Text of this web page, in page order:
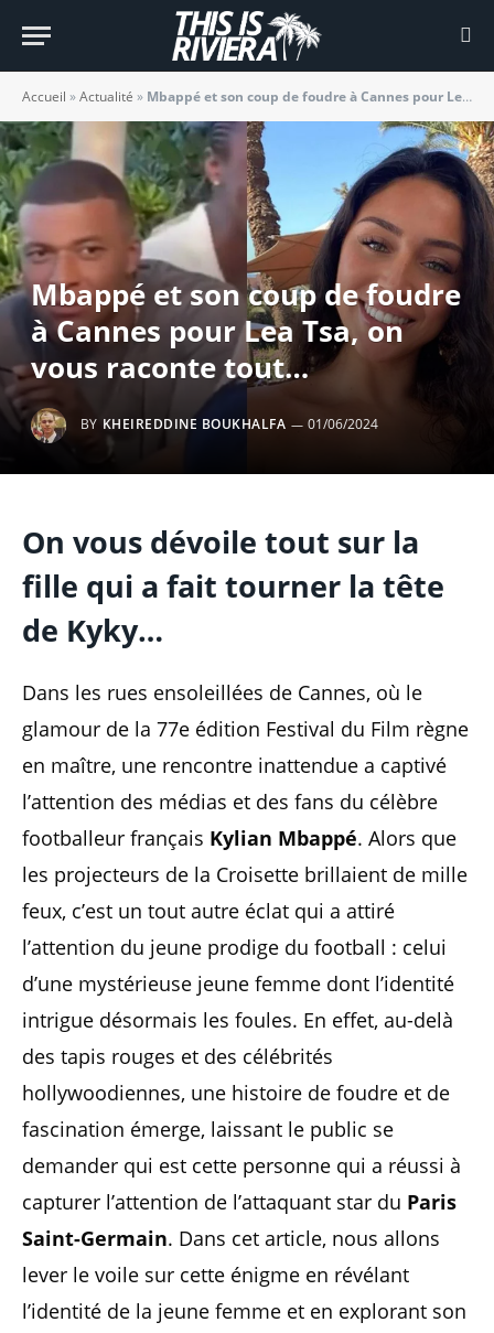
Accueil »Actualité » Mbappé et son coup de foudre à Cannes pour Lea Tsa, on vous raconte tout…
Mbappé et son coup de foudre
à Cannes pour Lea Tsa, on
vous raconte tout…
BY KHEIREDDINE BOUKHALFA 01/06/2024
On vous dévoile tout sur la
fille qui a fait tourner la tête
de Kyky…
Dans les rues ensoleillées de Cannes, où le
glamour de la 77e édition Festival du Film règne
en maître, une rencontre inattendue a captivé
l’attention des médias et des fans du célèbre
footballeur français Kylian Mbappé. Alors que
les projecteurs de la Croisette brillaient de mille
feux, c’est un tout autre éclat qui a attiré
l’attention du jeune prodige du football : celui
d’une mystérieuse jeune femme dont l’identité
intrigue désormais les foules. En effet, au-delà
des tapis rouges et des célébrités
hollywoodiennes, une histoire de foudre et de
fascination émerge, laissant le public se
demander qui est cette personne qui a réussi à
capturer l’attention de l’attaquant star du Paris
Saint-Germain. Dans cet article, nous allons
lever le voile sur cette énigme en révélant
l’identité de la jeune femme et en explorant son